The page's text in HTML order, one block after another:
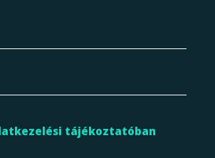
tájékoztatóban